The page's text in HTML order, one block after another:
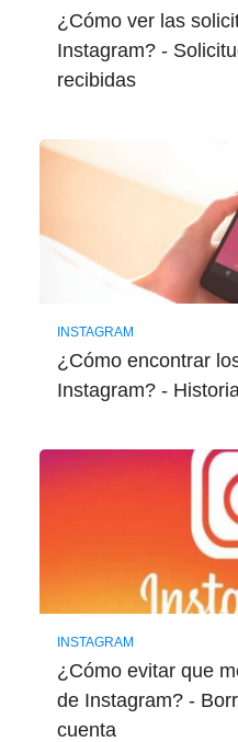
¿Cómo ver las
Instagram? -
recibidas
INSTAGRAM
¿Cómo encontrar
Instagram? -
INSTAGRAM
¿Cómo evitar que
de Instagram? -
cuenta